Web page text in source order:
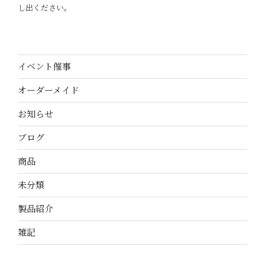
し出ください。
イベント催事
オーダーメイド
お知らせ
ブログ
商品
未分類
製品紹介
雑記